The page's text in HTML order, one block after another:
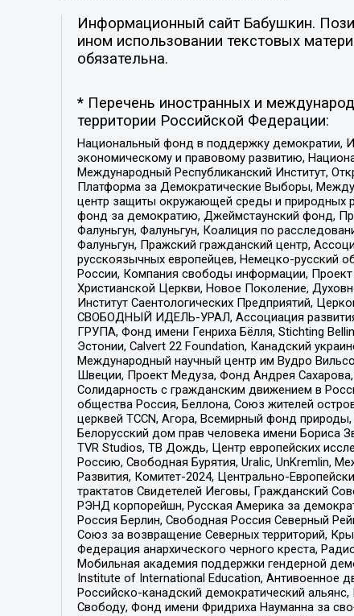
Информационный сайт Бабушкин.
ином использовании текстовых
обязательна.
* Перечень иностранных и
территории Российской Федерации:
Национальный фонд в поддержку демократии,
экономическому и правовому развитию,
Международный Республиканский Институт,
Платформа за Демократические Выборы,
центр защиты окружающей среды и природных
фонд за демократию, Джеймстаунский фонд,
Фалуньгун, Фалуньгун, Коалиция по
Фалуньгун, Пражский гражданский центр,
русскоязычных европейцев, Немецко-русский
России, Компания свободы информации, Проект
Христианской Церкви, Новое Поколение,
Институт Саентологических Предприятий,
СВОБОДНЫЙ ИДЕЛЬ-УРАЛ, Ассоциация
ГРУПА, Фонд имени Генриха Бёлля, Stichting
Эстонии, Calvert 22 Foundation, Канадский
Международный научный центр им Вудро
Швеции, Проект Медуза, Фонд Андрея
Солидарность с гражданским движением в
общества Россия, Беллона, Союз жителей
церквей TCCN, Агора, Всемирный фонд
Белорусский дом прав человека имени Бориса
TVR Studios, ТВ Дождь, Центр европейских
Россию, Свободная Бурятия, Uralic, UnKremlin,
Развития, Комитет-2024, Центрально-
трактатов Свидетелей Иеговы, Гражданский
РЭНД корпорейшн, Русская Америка за
Россия Берлин, Свободная Россия Северный
Союз за возвращение Северных территорий,
Федерация анархического черного креста,
Мобильная академия поддержки гендерной
Institute of International Education, Антивоенное
Российско-канадский демократический
Свободу, Фонд имени Фридриха Науманна за